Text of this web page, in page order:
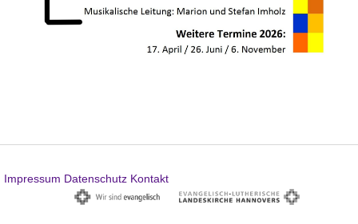
Impressum Datenschutz Kontakt